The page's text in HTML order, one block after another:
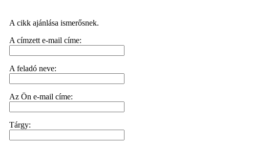
A cikk ajánlása ismerősnek.
A címzett e-mail címe:
A feladó neve:
Az Ön e-mail címe:
Tárgy: